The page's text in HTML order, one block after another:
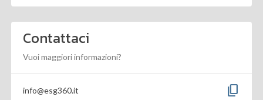
Contattaci
Vuoi maggiori informazioni?
info@esg360.it content_copy